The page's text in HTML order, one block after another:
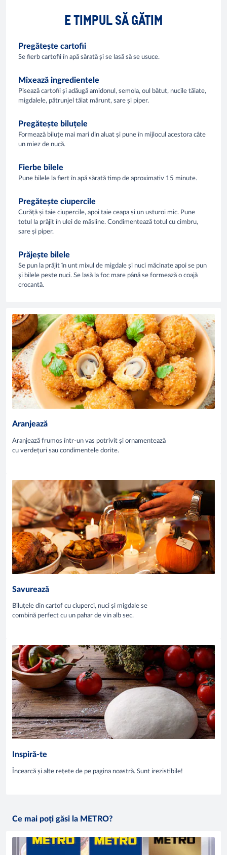
E TIMPUL SĂ GĂTIM
Pregătește cartofii
Se fierb cartofii în apă sărată și se lasă să se usuce.
Mixează ingredientele
Pisează cartofii și adăugă amidonul, semola, oul bătut, nucile tăiate,
migdalele, pătrunjel tăiat mărunt, sare și piper.
Pregătește biluțele
Formează biluțe mai mari din aluat și pune în mijlocul acestora câte
un miez de nucă.
Fierbe bilele
Pune bilele la fiert în apă sărată timp de aproximativ 15 minute.
Pregătește ciupercile
Curăță și taie ciupercile, apoi taie ceapa și un usturoi mic. Pune
totul la prăjit în ulei de măsline. Condimentează totul cu cimbru,
sare și piper.
Prăjește bilele
Se pun la prăjit în unt mixul de migdale și nuci măcinate apoi se pun
și bilele peste nuci. Se lasă la foc mare până se formează o coajă
crocantă.
Aranjează
Aranjează frumos într-un vas potrivit și ornamentează
cu verdețuri sau condimentele dorite.
Savurează
Biluțele din cartof cu ciuperci, nuci și migdale se
combină perfect cu un pahar de vin alb sec.
Inspiră-te
Încearcă și alte rețete de pe pagina noastră. Sunt irezistibile!
Ce mai poți găsi la METRO?